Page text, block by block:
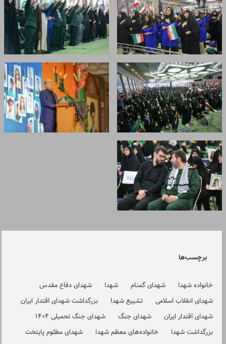
برچسب‌ها
خانواده شهدا شهدای گمنام شهدا
شهدای دفاع مقدس
شهدای انقلاب اسلامی
تشییع شهدا
بزرگداشت شهدای اقتدار ایران
شهدای اقتدار ایران
شهدای جنگ
شهدای جنگ تحمیلی 1404
بزرگداشت شهدا
خانواده‌های معظم شهدا
شهدای مظلوم پایتخت